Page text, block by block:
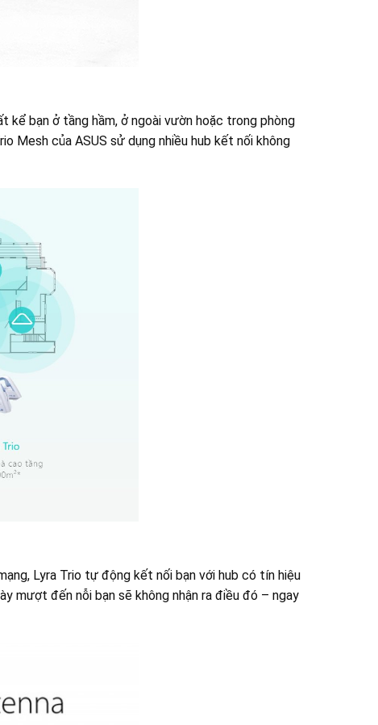
kể bạn ở tầng hầm, ở ngoài vườn hoặc trong phòng
Mesh của ASUS sử dụng nhiều hub kết nối không
Lyra Trio tự động kết nối bạn với hub có tín hiệu
mượt đến nỗi bạn sẽ không nhận ra điều đó – ngay